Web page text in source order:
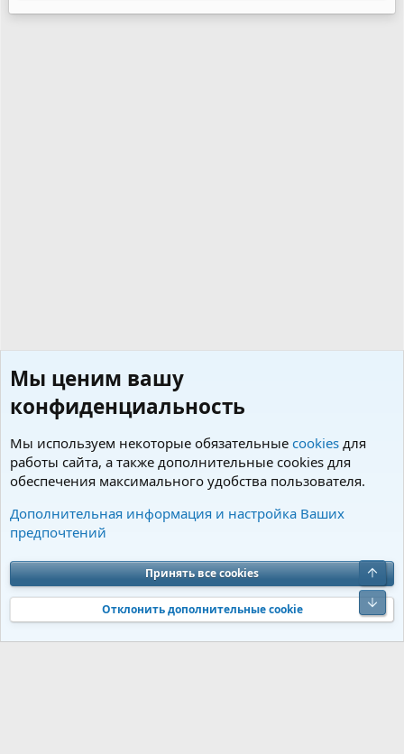
Теги
Cookies Charm by DCom
Обратная связь
Условия и правила
Политика конфиденциальности
Помощь
S
S
Community platform by XenForo® © 2010-2026 XenForo Ltd. Перевод от
Jumuro®|Media embeds via s9e/MediaSites
Мы ценим вашу
конфиденциальность
Мы используем некоторые обязательные cookies для
работы сайта, а также дополнительные cookies для
обеспечения максимального удобства пользователя.
Дополнительная информация и настройка Ваших
предпочтений
Принять все cookies
Отклонить дополнительные cookie
Верх
Низ